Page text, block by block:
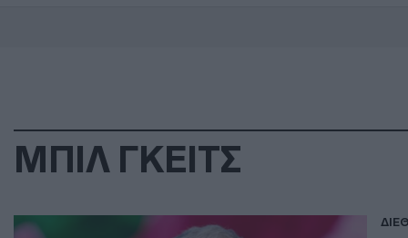
ΜΠΙΛ ΓΚΕΙΤΣ